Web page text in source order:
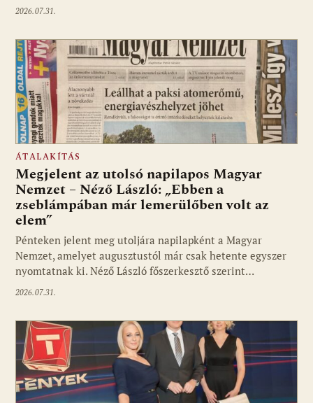
2026.07.31.
ÁTALAKÍTÁS
Megjelent az utolsó napilapos Magyar
Nemzet – Néző László: „Ebben a
zseblámpában már lemerülőben volt az
elem”
Pénteken jelent meg utoljára napilapként a Magyar
Nemzet, amelyet augusztustól már csak hetente egyszer
nyomtatnak ki. Néző László főszerkesztő szerint…
2026.07.31.